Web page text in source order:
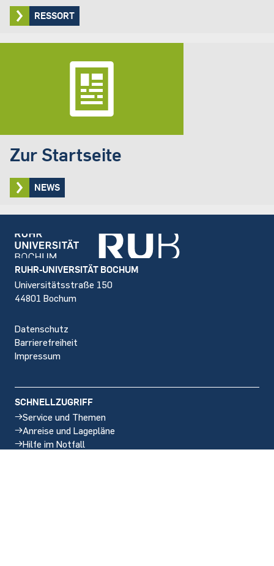
RESSORT
Zur Startseite
NEWS
Footer
RUHR-UNIVERSITÄT BOCHUM
Universitätsstraße 150
44801 Bochum
Datenschutz
Barrierefreiheit
Impressum
SCHNELLZUGRIFF
Service und Themen
Anreise und Lagepläne
Hilfe im Notfall